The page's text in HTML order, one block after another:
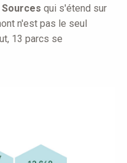
qui s'étend sur
n'est pas le seul
13 parcs se